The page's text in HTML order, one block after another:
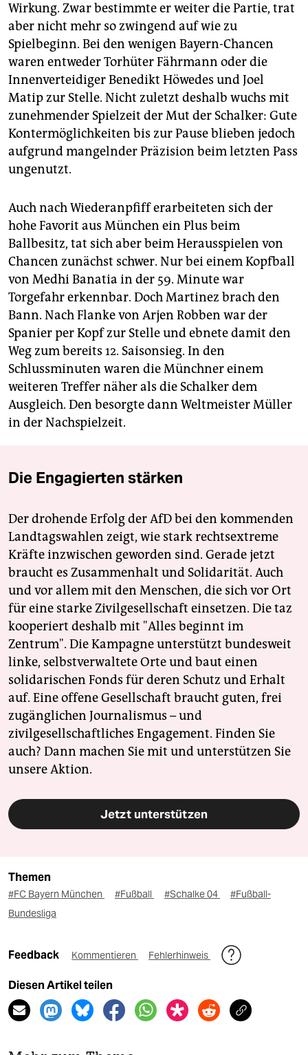
Wirkung. Zwar bestimmte er weiter die Partie, trat
aber nicht mehr so zwingend auf wie zu
Spielbeginn. Bei den wenigen Bayern-Chancen
waren entweder Torhüter Fährmann oder die
Innenverteidiger Benedikt Höwedes und Joel
Matip zur Stelle. Nicht zuletzt deshalb wuchs mit
zunehmender Spielzeit der Mut der Schalker: Gute
Kontermöglichkeiten bis zur Pause blieben jedoch
aufgrund mangelnder Präzision beim letzten Pass
ungenutzt.
Auch nach Wiederanpfiff erarbeiteten sich der
hohe Favorit aus München ein Plus beim
Ballbesitz, tat sich aber beim Herausspielen von
Chancen zunächst schwer. Nur bei einem Kopfball
von Medhi Banatia in der 59. Minute war
Torgefahr erkennbar. Doch Martinez brach den
Bann. Nach Flanke von Arjen Robben war der
Spanier per Kopf zur Stelle und ebnete damit den
Weg zum bereits 12. Saisonsieg. In den
Schlussminuten waren die Münchner einem
weiteren Treffer näher als die Schalker dem
Ausgleich. Den besorgte dann Weltmeister Müller
in der Nachspielzeit.
Die Engagierten stärken
Der drohende Erfolg der AfD bei den kommenden
Landtagswahlen zeigt, wie stark rechtsextreme
Kräfte inzwischen geworden sind. Gerade jetzt
braucht es Zusammenhalt und Solidarität. Auch
und vor allem mit den Menschen, die sich vor Ort
für eine starke Zivilgesellschaft einsetzen. Die taz
kooperiert deshalb mit "Alles beginnt im
Zentrum". Die Kampagne unterstützt bundesweit
linke, selbstverwaltete Orte und baut einen
solidarischen Fonds für deren Schutz und Erhalt
auf. Eine offene Gesellschaft braucht guten, frei
zugänglichen Journalismus – und
zivilgesellschaftliches Engagement. Finden Sie
auch? Dann machen Sie mit und unterstützen Sie
unsere Aktion.
Jetzt unterstützen
Themen
#FC Bayern München #Fußball #Schalke 04
#Fußball-
Bundesliga
Feedback Kommentieren Fehlerhinweis
Diesen Artikel teilen